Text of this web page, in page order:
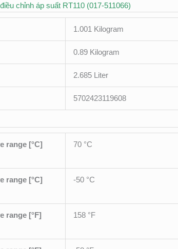
chỉnh áp suất RT110 (017-511066)
1.001 Kilogram
0.89 Kilogram
2.685 Liter
5702423119608
range [°C]
70 °C
range [°C]
-50 °C
range [°F]
158 °F